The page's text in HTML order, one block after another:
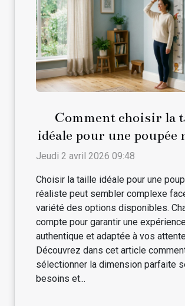
Comment choisir la
idéale pour une poupée
?
Jeudi 2 avril 2026 09:48
Choisir la taille idéale pour une
réaliste peut sembler complexe
variété des options disponibles.
compte pour garantir une
authentique et adaptée à vos
Découvrez dans cet article
sélectionner la dimension parfaite
besoins et...